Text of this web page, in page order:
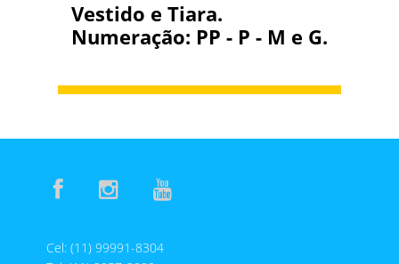
Vestido e Tiara.
Numeração: PP - P - M e G.
Cel: (11) 99991-8304